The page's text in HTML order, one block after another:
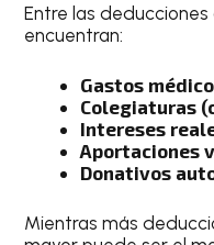
Entre las
encuentran:
Gastos
Colegiaturas
Intereses
Aportaciones
Donativos
Mientras más